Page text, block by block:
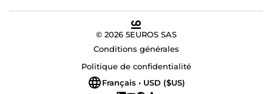
© 2026 5EUROS SAS
Conditions générales
Politique de confidentialité
Français • USD ($US)